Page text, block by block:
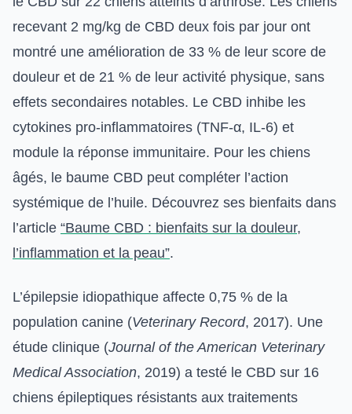
recevant 2 mg/kg de CBD deux fois par jour ont
montré une amélioration de 33 % de leur score de
douleur et de 21 % de leur activité physique, sans
effets secondaires notables. Le CBD inhibe les
cytokines pro-inflammatoires (TNF-α, IL-6) et
module la réponse immunitaire. Pour les chiens
âgés, le baume CBD peut compléter l’action
systémique de l’huile. Découvrez ses bienfaits dans
l’article “Baume CBD : bienfaits sur la douleur,
l’inflammation et la peau”.
L’épilepsie idiopathique affecte 0,75 % de la
population canine (Veterinary Record, 2017). Une
étude clinique (Journal of the American Veterinary
Medical Association, 2019) a testé le CBD sur 16
chiens épileptiques résistants aux traitements